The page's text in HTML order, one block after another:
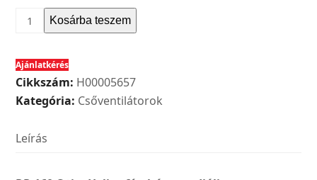
Helios
C
tip.
fémházas
csőventilátor
Kosárba teszem
Ajánlatkérés
Cikkszám: H00005657
Kategória: Csőventilátorok
Leírás